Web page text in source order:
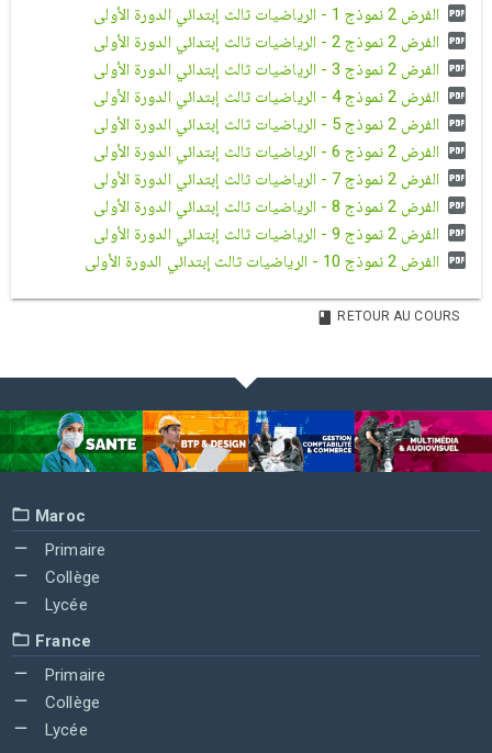
الفرض 2 نموذج 1 - الرياضيات ثالث إبتدائي الدورة الأولى
الفرض 2 نموذج 2 - الرياضيات ثالث إبتدائي الدورة الأولى
الفرض 2 نموذج 3 - الرياضيات ثالث إبتدائي الدورة الأولى
الفرض 2 نموذج 4 - الرياضيات ثالث إبتدائي الدورة الأولى
الفرض 2 نموذج 5 - الرياضيات ثالث إبتدائي الدورة الأولى
الفرض 2 نموذج 6 - الرياضيات ثالث إبتدائي الدورة الأولى
الفرض 2 نموذج 7 - الرياضيات ثالث إبتدائي الدورة الأولى
الفرض 2 نموذج 8 - الرياضيات ثالث إبتدائي الدورة الأولى
الفرض 2 نموذج 9 - الرياضيات ثالث إبتدائي الدورة الأولى
الفرض 2 نموذج 10 - الرياضيات ثالث إبتدائي الدورة الأولى
RETOUR AU COURS
Maroc
Primaire
Collège
Lycée
France
Primaire
Collège
Lycée